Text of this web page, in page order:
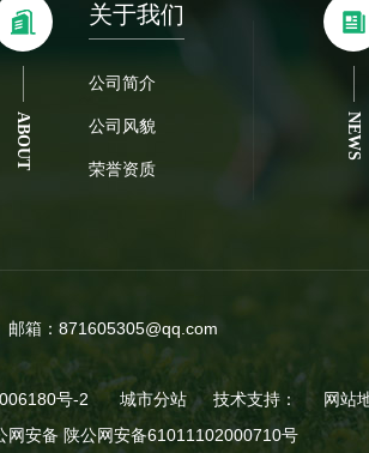
关于我们
ABOUT
公司简介
公司风貌
荣誉资质
NEWS
邮箱：871605305@qq.com
号-2 城市分站
城市分站技术支持： 网站
网安备 陕公网安备61011102000710号